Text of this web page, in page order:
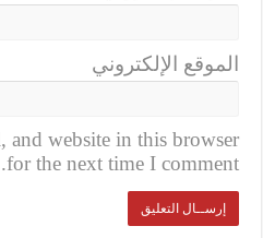
الموقع الإلكتروني
and website in this browser
for the next time I comment.